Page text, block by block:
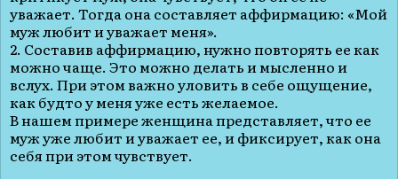
уважает. Тогда она составляет аффирмацию: «Мой
муж любит и уважает меня».
2. Составив аффирмацию, нужно повторять ее как
можно чаще. Это можно делать и мысленно и
вслух. При этом важно уловить в себе ощущение,
как будто у меня уже есть желаемое.
В нашем примере женщина представляет, что ее
муж уже любит и уважает ее, и фиксирует, как она
себя при этом чувствует.